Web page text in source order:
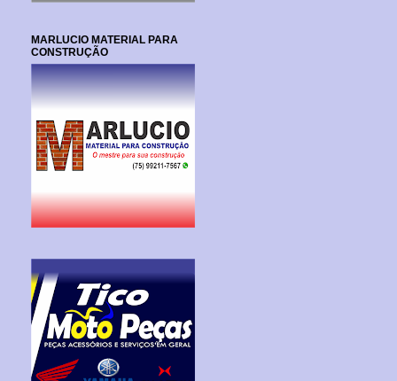
MARLUCIO MATERIAL PARA
CONSTRUÇÃO